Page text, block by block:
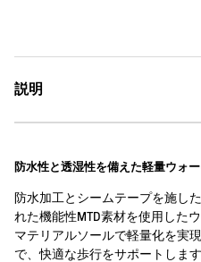
説明
防水性と透湿性を備えた軽量ウォ
防水加工とシームテープを施し
れた機能性MTD素材を使用した
マテリアルソールで軽量化を実
で、快適な歩行をサポートします